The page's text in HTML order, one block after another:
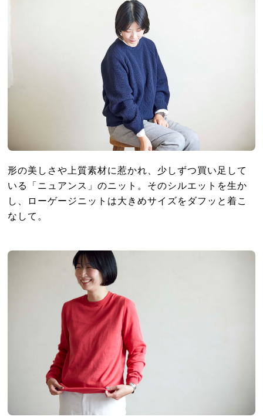
形の美しさや上質素材に惹かれ、少しずつ買い足して
いる「ニュアンス」のニット。そのシルエットを生か
し、ローゲージニットは大きめサイズをダフッと着こ
なして。